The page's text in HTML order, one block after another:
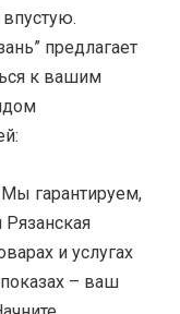
предлагает
к вашим
гарантируем,
и услугах
– ваш